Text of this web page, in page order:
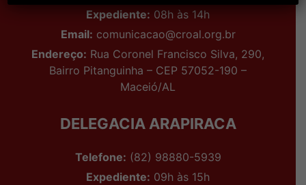
Expediente: 08h às 14h
Email: comunicacao@croal.org.br
Endereço: Rua Coronel Francisco Silva, 290,
Bairro Pitanguinha – CEP 57052-190 –
Maceió/AL
DELEGACIA ARAPIRACA
Telefone: (82) 98880-5939
Expediente: 09h às 15h